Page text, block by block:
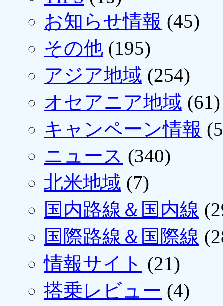
お知らせ情報 (45)
その他 (195)
アジア地域 (254)
オセアニア地域 (61)
キャンペーン情報
ニュース (340)
北米地域 (7)
国内路線＆国内線
国際路線＆国際線
情報サイト (21)
搭乗レビュー (4)